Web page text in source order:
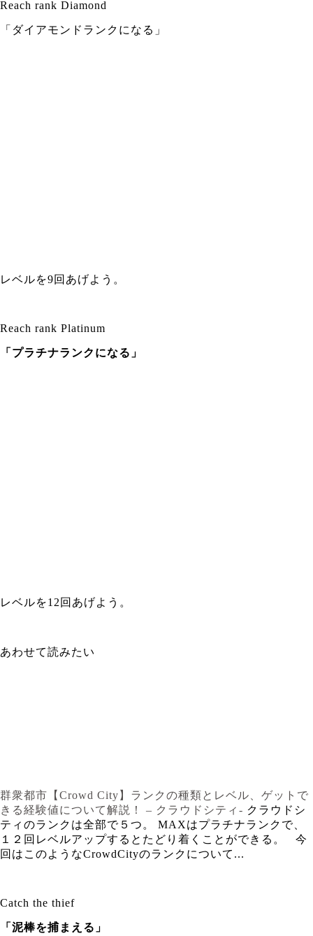
Reach rank Diamond
「ダイアモンドランクになる」
レベルを9回あげよう。
Reach rank Platinum
「プラチナランクになる」
レベルを12回あげよう。
あわせて読みたい
群衆都市【Crowd City】ランクの種類とレベル、ゲットで
きる経験値について解説！ – クラウドシティ- クラウドシ
ティのランクは全部で５つ。 MAXはプラチナランクで、
１２回レベルアップするとたどり着くことができる。 今
回はこのようなCrowdCityのランクについて...
Catch the thief
「泥棒を捕まえる」